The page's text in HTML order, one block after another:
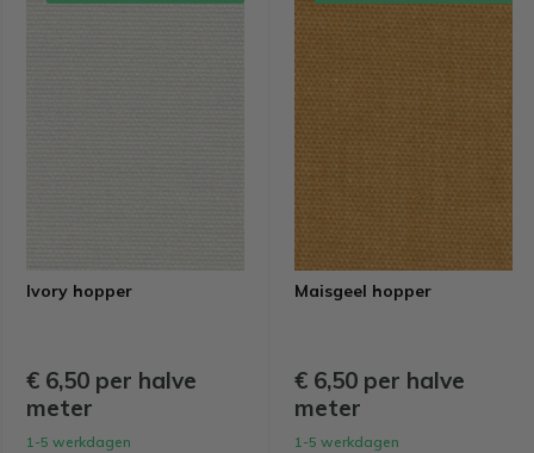
Ivory hopper
€ 6,50 per halve
meter
1-5 werkdagen
Maisgeel hopper
€ 6,50 per halve
meter
1-5 werkdagen